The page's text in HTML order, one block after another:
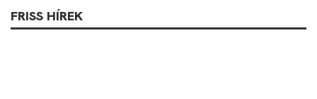
FRISS HÍREK